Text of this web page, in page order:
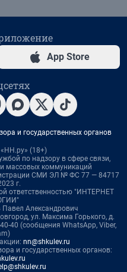
App Store
и государственных органов
(18+)
по надзору в сфере связи,
массовых коммуникаций
СМИ ЭЛ № ФС 77 — 84717
г.
ответственностью "ИНТЕРНЕТ
Павел Александрович
ул. Максима Горького, д.
40 (сообщения WhatsApp, Viber,
nn@shkulev.ru
и государственных органов: